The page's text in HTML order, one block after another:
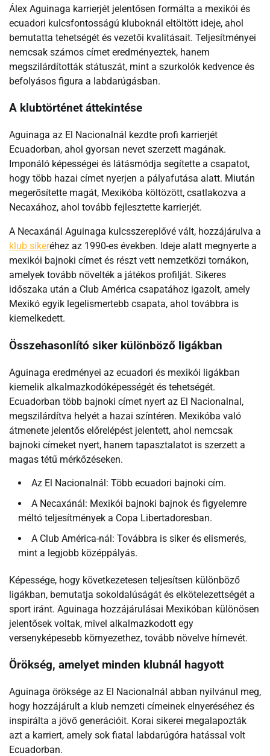
Álex Aguinaga karrierjét jelentősen formálta a mexikói és
ecuadori kulcsfontosságú kluboknál eltöltött ideje, ahol
bemutatta tehetségét és vezetői kvalitásait. Teljesítményei
nemcsak számos címet eredményeztek, hanem
megszilárdították státuszát, mint a szurkolók kedvence és
befolyásos figura a labdarúgásban.
A klubtörténet áttekintése
Aguinaga az El Nacionalnál kezdte profi karrierjét
Ecuadorban, ahol gyorsan nevet szerzett magának.
Imponáló képességei és látásmódja segítette a csapatot,
hogy több hazai címet nyerjen a pályafutása alatt. Miután
megerősítette magát, Mexikóba költözött, csatlakozva a
Necaxához, ahol tovább fejlesztette karrierjét.
A Necaxánál Aguinaga kulcsszereplővé vált, hozzájárulva a
klub sikeréhez az 1990-es években. Ideje alatt megnyerte a
mexikói bajnoki címet és részt vett nemzetközi tornákon,
amelyek tovább növelték a játékos profilját. Sikeres
időszaka után a Club América csapatához igazolt, amely
Mexikó egyik legelismertebb csapata, ahol továbbra is
kiemelkedett.
Összehasonlító siker különböző ligákban
Aguinaga eredményei az ecuadori és mexikói ligákban
kiemelik alkalmazkodóképességét és tehetségét.
Ecuadorban több bajnoki címet nyert az El Nacionalnal,
megszilárdítva helyét a hazai színtéren. Mexikóba való
átmenete jelentős előrelépést jelentett, ahol nemcsak
bajnoki címeket nyert, hanem tapasztalatot is szerzett a
magas tétű mérkőzéseken.
Az El Nacionalnál: Több ecuadori bajnoki cím.
A Necaxánál: Mexikói bajnoki bajnok és figyelemre
méltó teljesítmények a Copa Libertadoresban.
A Club América-nál: Továbbra is siker és elismerés,
mint a legjobb középpályás.
Képessége, hogy következetesen teljesítsen különböző
ligákban, bemutatja sokoldalúságát és elkötelezettségét a
sport iránt. Aguinaga hozzájárulásai Mexikóban különösen
jelentősek voltak, mivel alkalmazkodott egy
versenyképesebb környezethez, tovább növelve hírnevét.
Örökség, amelyet minden klubnál hagyott
Aguinaga öröksége az El Nacionalnál abban nyilvánul meg,
hogy hozzájárult a klub nemzeti címeinek elnyeréséhez és
inspirálta a jövő generációit. Korai sikerei megalapozták
azt a karriert, amely sok fiatal labdarúgóra hatással volt
Ecuadorban.